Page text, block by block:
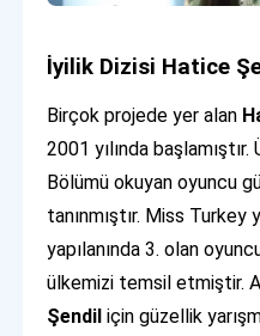
İyilik Dizisi Hatice
Birçok projede yer alan
2001 yılında
Bölümü okuyan oyuncu
tanınmıştır. Miss Turkey
yapılanında 3. olan
ülkemizi temsil etmiştir.
Şendil için güzellik